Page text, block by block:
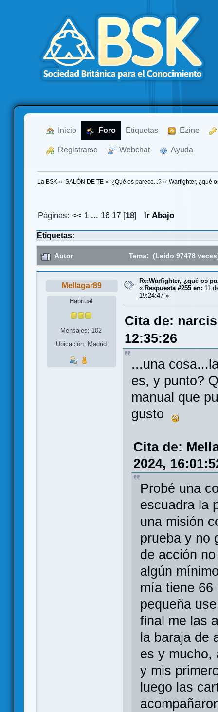
Inicio Foro Etiquetas Ezine
Registrarse Webchat Ayuda
La BSK » SALÓN DE TE » ¿Qué os parece...?» Warfighter, ¿qué
Páginas:<< 1 ... 16 17 [18] Ir Abajo
Etiquetas:
Autor Tema: (Leído 97478
Mellagar89
Habitual
Mensajes: 102
Ubicación: Madrid
Re:Warfighter, ¿qué os
« Respuesta #255 en: 11
19:24:47 »
Cita de:
12:35:26
...una
es, y punto?
manual que
gusto
Cita de:
2024,
Probé una
escuadra la
una misión
prueba y no
de acción
algún
mía tiene 66
pequeña
final me las
la baraja de
es y mucho,
y mis
luego las